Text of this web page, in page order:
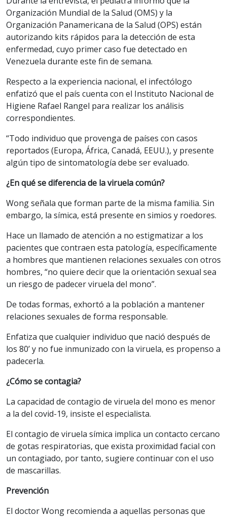
Organización Mundial de la Salud (OMS) y la
Organización Panamericana de la Salud (OPS) están
autorizando kits rápidos para la detección de esta
enfermedad, cuyo primer caso fue detectado en
Venezuela durante este fin de semana.
Respecto a la experiencia nacional, el infectólogo
enfatizó que el país cuenta con el Instituto Nacional de
Higiene Rafael Rangel para realizar los análisis
correspondientes.
“Todo individuo que provenga de países con casos
reportados (Europa, África, Canadá, EEUU.), y presente
algún tipo de sintomatología debe ser evaluado.
¿En qué se diferencia de la viruela común?
Wong señala que forman parte de la misma familia. Sin
embargo, la símica, está presente en simios y roedores.
Hace un llamado de atención a no estigmatizar a los
pacientes que contraen esta patología, específicamente
a hombres que mantienen relaciones sexuales con otros
hombres, “no quiere decir que la orientación sexual sea
un riesgo de padecer viruela del mono”.
De todas formas, exhortó a la población a mantener
relaciones sexuales de forma responsable.
Enfatiza que cualquier individuo que nació después de
los 80’ y no fue inmunizado con la viruela, es propenso a
padecerla.
¿Cómo se contagia?
La capacidad de contagio de viruela del mono es menor
a la del covid-19, insiste el especialista.
El contagio de viruela símica implica un contacto cercano
de gotas respiratorias, que exista proximidad facial con
un contagiado, por tanto, sugiere continuar con el uso
de mascarillas.
Prevención
El doctor Wong recomienda a aquellas personas que